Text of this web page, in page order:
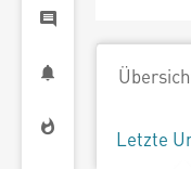
Letzte